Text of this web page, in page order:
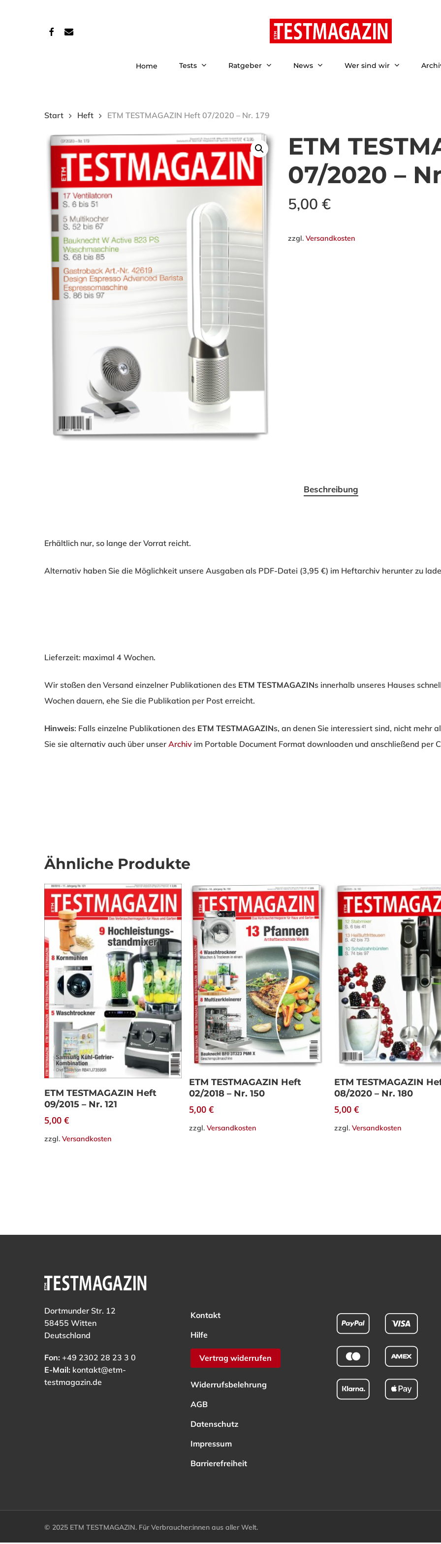
Drücken Sie Enter zum Suchen oder ESC zum Schließen.
facebook
email
Home Tests Ratgeber News Wer sind wir
Start Heft ETM TESTMAGAZIN Heft 07/2020 – Nr. 179
ETM
07/2020 –
5,00 €
zzgl. Versandkosten
Beschreibung
Erhältlich nur, so lange der Vorrat reicht.
Alternativ haben Sie die Möglichkeit unsere Ausgaben als PDF-Datei (3,95 €) im Heftarchiv herunter zu
Lieferzeit: maximal 4 Wochen.
Wir stoßen den Versand einzelner Publikationen des ETM TESTMAGAZINs innerhalb unseres Hauses
Wochen dauern, ehe Sie die Publikation per Post erreicht.
Hinweis: Falls einzelne Publikationen des ETM TESTMAGAZINs, an denen Sie interessiert sind, nicht mehr
Sie sie alternativ auch über unser Archiv im Portable Document Format downloaden und anschließend per
Ähnliche Produkte
In den Warenkorb
ETM TESTMAGAZIN Heft
09/2015 – Nr. 121
5,00 €
zzgl. Versandkosten
In den Warenkorb
ETM TESTMAGAZIN Heft
02/2018 – Nr. 150
5,00€
zzgl.Versandkosten
In den Warenkorb
ETM TESTMAGAZIN
08/2020 – Nr. 180
5,00 €
zzgl. Versandkosten
Dortmunder Str. 12
58455 Witten
Deutschland
Fon: +49 2302 28 23 3 0
E-Mail: kontakt@etm-
testmagazin.de
Kontakt
Hilfe
Vertrag widerrufen
Widerrufsbelehrung
AGB
Datenschutz
Impressum
Barrierefreiheit
© 2025 ETM TESTMAGAZIN. Für Verbraucher:innen aus aller Welt.